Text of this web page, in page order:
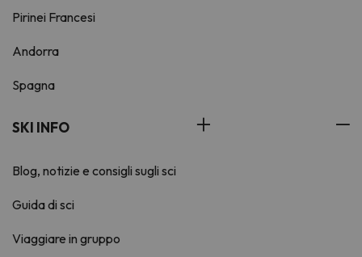
Pirinei Francesi
Andorra
Spagna
SKI INFO
Blog, notizie e consigli sugli sci
Guida di sci
Viaggiare in gruppo